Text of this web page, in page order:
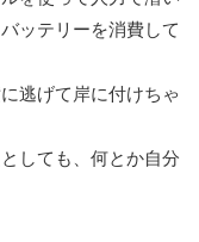
ッテリーを消費して
逃げて岸に付けちゃ
しても、何とか自分